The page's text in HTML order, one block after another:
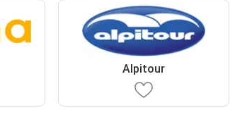
Alpitour